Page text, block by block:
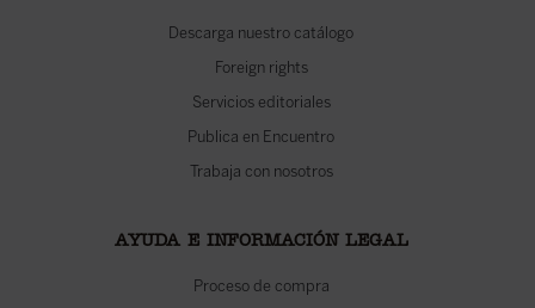
Descarga nuestro catálogo
Foreign rights
Servicios editoriales
Publica en Encuentro
Trabaja con nosotros
AYUDA E INFORMACIÓN LEGAL
Proceso de compra